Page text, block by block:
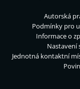
Autorská
Podmínky pro
Informace o
Nastavení
Jednotná kontaktní